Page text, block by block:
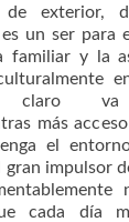
exterior,
un ser para
familiar y la
claro va
más
el
gran impulsor
cada día